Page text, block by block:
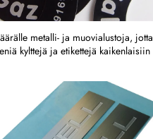
metalli- ja muovialustoja, jotta
kylttejä ja etikettejä kaikenlaisiin